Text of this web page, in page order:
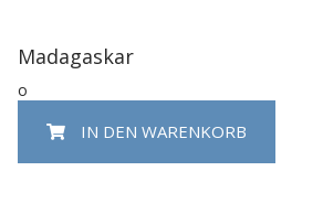
Madagaskar
o
IN DEN WARENKORB